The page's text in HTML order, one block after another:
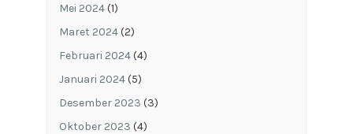
Mei 2024(1)
Maret 2024(2)
Februari 2024(4)
Januari 2024(5)
Desember 2023 (3)
Oktober 2023 (4)